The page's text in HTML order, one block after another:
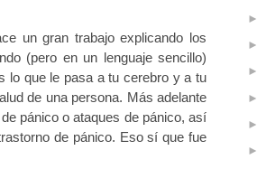
un gran trabajo explicando los
(pero en un lenguaje sencillo)
lo que le pasa a tu cerebro y a tu
de una persona. Más adelante
pánico o ataques de pánico, así
de pánico. Eso sí que fue
►
►
►
►
►
►